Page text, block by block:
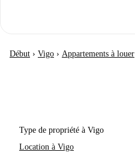
Début › Vigo › Appartements à louer
Type de propriété à Vigo
Location à Vigo